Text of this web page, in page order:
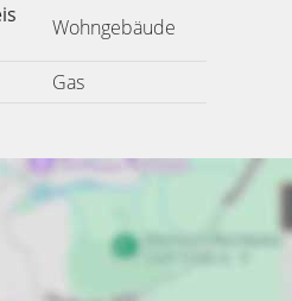
Wohngebäude
Gas